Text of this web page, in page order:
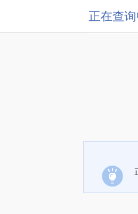
正在查询